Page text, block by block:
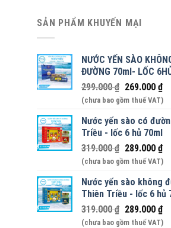
SẢN PHẨM KHUYẾN MẠI
NƯỚC YẾN SÀO
ĐƯỜNG 70ml- LỐC
299.000₫ 269.000 ₫
(chưa bao gồm thuế VAT)
Nước yến sào có
Triều - lốc 6 hủ 70ml
319.000₫ 289.000 ₫
(chưa bao gồm thuế VAT)
Nước yến sào không
Thiên Triều - lốc 6 hủ
319.000₫ 289.000 ₫
(chưa bao gồm thuế VAT)